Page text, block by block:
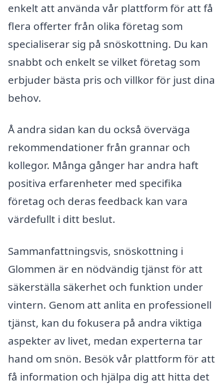
enkelt att använda vår plattform för att få
flera offerter från olika företag som
specialiserar sig på snöskottning. Du kan
snabbt och enkelt se vilket företag som
erbjuder bästa pris och villkor för just dina
behov.
Å andra sidan kan du också överväga
rekommendationer från grannar och
kollegor. Många gånger har andra haft
positiva erfarenheter med specifika
företag och deras feedback kan vara
värdefullt i ditt beslut.
Sammanfattningsvis, snöskottning i
Glommen är en nödvändig tjänst för att
säkerställa säkerhet och funktion under
vintern. Genom att anlita en professionell
tjänst, kan du fokusera på andra viktiga
aspekter av livet, medan experterna tar
hand om snön. Besök vår plattform för att
få information och hjälpa dig att hitta det